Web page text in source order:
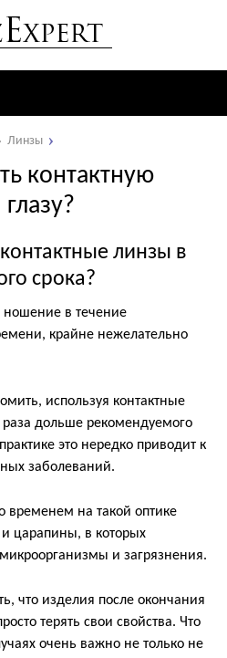
Линзы
контактную
линзы в
срока?
ношение в течение
крайне нежелательно
используя контактные
дольше рекомендуемого
это нередко приводит к
заболеваний.
временем на такой оптике
царапины, в которых
и загрязнения.
что изделия после окончания
терять свои свойства. Что
очень важно не только не